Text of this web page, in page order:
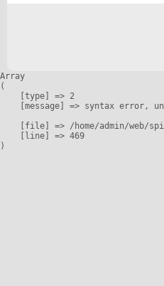
Array
(
    [type] => 2
[message] => syntax error,
[file] => /home/admin/web/
    [line] => 469